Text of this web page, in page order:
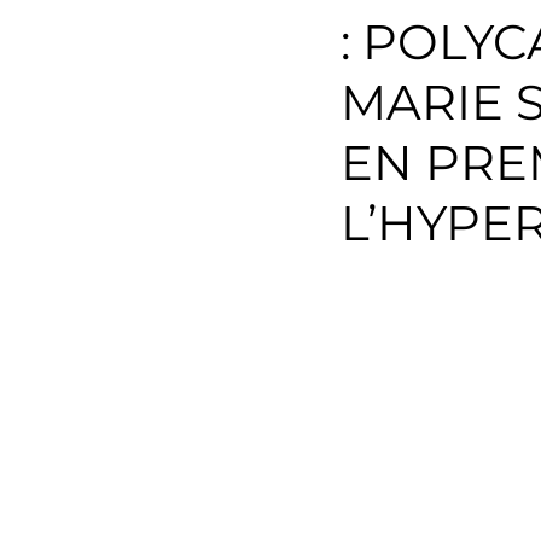
Environnement
Catégorie sans titre
:
MARIE
EN